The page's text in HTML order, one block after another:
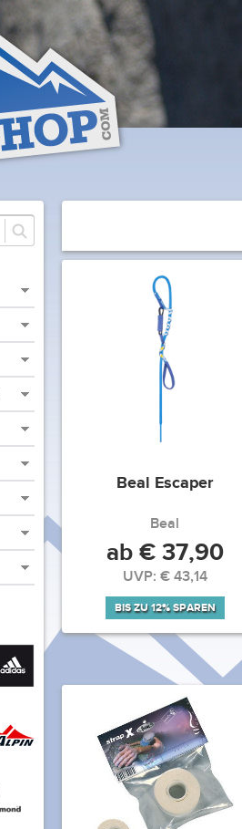
Beal Escaper
Beal
ab € 37,90
UVP: € 43,14
BIS ZU 12% SPAREN